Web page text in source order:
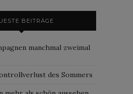
BEITRÄGE
manchmal zweimal
des Sommers